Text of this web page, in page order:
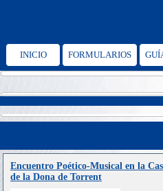
INICIO FORMULARIOS
Encuentro Poético‑Musical en la
de la Dona de Torrent